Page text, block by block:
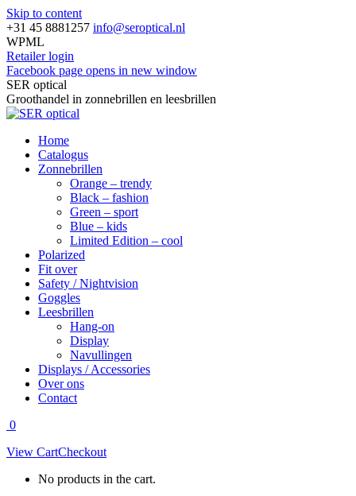
Skip to content
+31 45 8881257 info@seroptical.nl
WPML
Retailer login
Facebook page opens in new window
SER optical
Groothandel in zonnebrillen en leesbrillen
Home
Catalogus
Zonnebrillen
Orange – trendy
Black – fashion
Green – sport
Blue – kids
Limited Edition – cool
Polarized
Fit over
Safety / Nightvision
Goggles
Leesbrillen
Hang-on
Display
Navullingen
Displays / Accessories
Over ons
Contact
0
View CartCheckout
No products in the cart.